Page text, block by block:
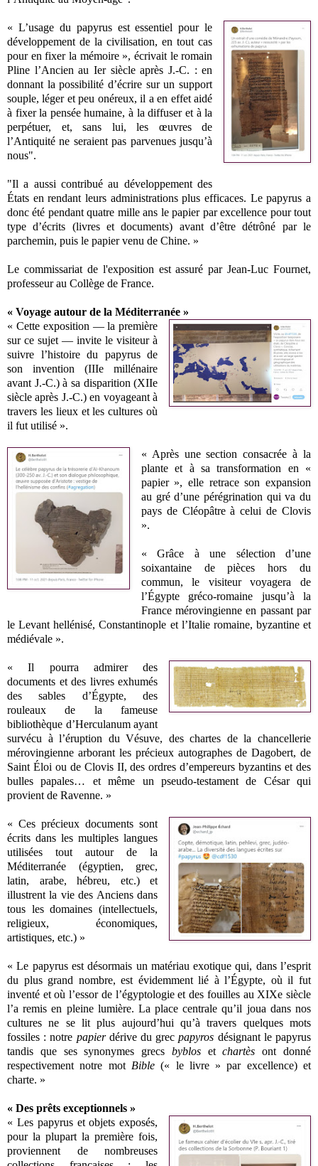
« L’usage du papyrus est essentiel pour le
développement de la civilisation, en tout cas
pour en fixer la mémoire », écrivait le romain
Pline l’Ancien au Ier siècle après J.-C. : en
donnant la possibilité d’écrire sur un support
souple, léger et peu onéreux, il a en effet aidé
à fixer la pensée humaine, à la diffuser et à la
perpétuer, et, sans lui, les œuvres de
l’Antiquité ne seraient pas parvenues jusqu’à
nous".
"Il a aussi contribué au développement des
États en rendant leurs administrations plus efficaces. Le papyrus a
donc été pendant quatre mille ans le papier par excellence pour tout
type d’écrits (livres et documents) avant d’être détrôné par le
parchemin, puis le papier venu de Chine. »
Le commissariat de l'exposition est assuré parJean-Luc Fournet,
professeur au Collège de France.
« Voyage autour de la Méditerranée »
« Cette exposition — la première
sur ce sujet — invite le visiteur à
suivre l’histoire du papyrus de
son invention (IIIe millénaire
avant J.-C.) à sa disparition (XIIe
siècle après J.-C.) en voyageant à
travers les lieux et les cultures où
il fut utilisé ».
« Après une section consacrée à la
plante et à sa transformation en «
papier », elle retrace son expansion
au gré d’une pérégrination qui va du
pays de Cléopâtre à celui de Clovis
».
« Grâce à une sélection d’une
soixantaine de pièces hors du
commun, le visiteur voyagera de
l’Égypte gréco-romaine jusqu’à la
France mérovingienne en passant par
le Levant hellénisé, Constantinople et l’Italie romaine, byzantine et
médiévale ».
« Il pourra admirer des
documents et des livres exhumés
des sables d’Égypte, des
rouleaux de la fameuse
bibliothèque d’Herculanum ayant
survécu à l’éruption du Vésuve, des chartes de la chancellerie
mérovingienne arborant les précieux autographes de Dagobert, de
Saint Éloi ou de Clovis II, des ordres d’empereurs byzantins et des
bulles papales… et même un pseudo-testament de César qui
provient de Ravenne. »
« Ces précieux documents sont
écrits dans les multiples langues
utilisées tout autour de la
Méditerranée (égyptien, grec,
latin, arabe, hébreu, etc.) et
illustrent la vie des Anciens dans
tous les domaines (intellectuels,
religieux, économiques,
artistiques, etc.) »
« Le papyrus est désormais un matériau exotique qui, dans l’esprit
du plus grand nombre, est évidemment lié à l’Égypte, où il fut
inventé et où l’essor de l’égyptologie et des fouilles au XIXe siècle
l’a remis en pleine lumière. La place centrale qu’il joua dans nos
cultures ne se lit plus aujourd’hui qu’à travers quelques mots
fossiles : notre papier dérive du grecpapyros désignant le papyrus
tandis que ses synonymes grecs byblos etchartèsont donné
respectivement notre mot Bible(« le livre » par excellence) et
charte. »
« Des prêts exceptionnels »
« Les papyrus et objets exposés,
pour la plupart la première fois,
proviennent de nombreuses